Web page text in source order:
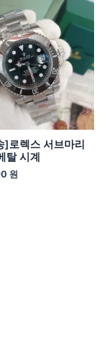
]로렉스 서브마리
탈 시계
원